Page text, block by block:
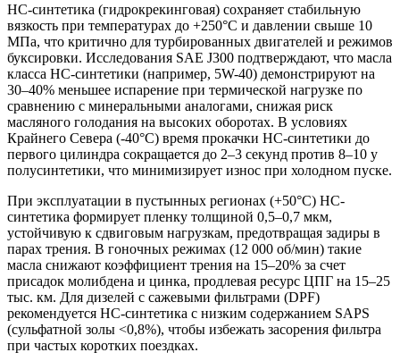
HC-синтетика (гидрокрекинговая) сохраняет стабильную
вязкость при температурах до +250°C и давлении свыше 10
МПа, что критично для турбированных двигателей и режимов
буксировки. Исследования SAE J300 подтверждают, что масла
класса HC-синтетики (например, 5W-40) демонстрируют на
30–40% меньшее испарение при термической нагрузке по
сравнению с минеральными аналогами, снижая риск
масляного голодания на высоких оборотах. В условиях
Крайнего Севера (-40°C) время прокачки HC-синтетики до
первого цилиндра сокращается до 2–3 секунд против 8–10 у
полусинтетики, что минимизирует износ при холодном пуске.
При эксплуатации в пустынных регионах (+50°C) HC-
синтетика формирует пленку толщиной 0,5–0,7 мкм,
устойчивую к сдвиговым нагрузкам, предотвращая задиры в
парах трения. В гоночных режимах (12 000 об/мин) такие
масла снижают коэффициент трения на 15–20% за счет
присадок молибдена и цинка, продлевая ресурс ЦПГ на 15–25
тыс. км. Для дизелей с сажевыми фильтрами (DPF)
рекомендуется HC-синтетика с низким содержанием SAPS
(сульфатной золы <0,8%), чтобы избежать засорения фильтра
при частых коротких поездках.